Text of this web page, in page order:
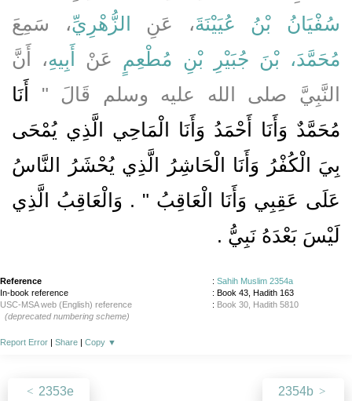
سُفْيَانُ بْنُ عُيَيْنَةَ، عَنِ الزُّهْرِيِّ، سَمِعَ
مُحَمَّدَ، بْنَ جُبَيْرِ بْنِ مُطْعِمٍ عَنْ أَبِيهِ، أَنَّ
النَّبِيَّ صلى الله عليه وسلم قَالَ ‏"‏
أَنَا
مُحَمَّدٌ وَأَنَا أَحْمَدُ وَأَنَا الْمَاحِي الَّذِي يُمْحَى
بِيَ الْكُفْرُ وَأَنَا الْحَاشِرُ الَّذِي يُحْشَرُ النَّاسُ
عَلَى عَقِبِي وَأَنَا الْعَاقِبُ ‏"‏ ‏.‏ وَالْعَاقِبُ الَّذِي
لَيْسَ بَعْدَهُ نَبِيُّ ‏.‏
Reference : Sahih Muslim 2354a
In-book reference
: Book 43, Hadith 163
USC-MSA web (English) reference
: Book 30, Hadith 5810
(deprecated numbering scheme)
Report Error | Share | Copy ▼
2353e 2354b